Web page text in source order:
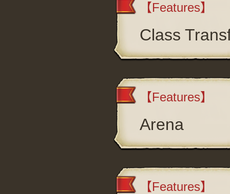
【Features】
Class
【Features】
Arena
【Features】